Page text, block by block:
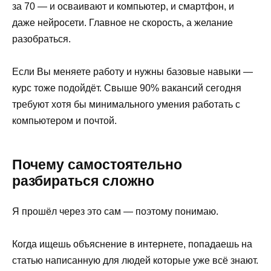
за 70 — и осваивают и компьютер, и смартфон, и
даже нейросети. Главное не скорость, а желание
разобраться.
Если Вы меняете работу и нужны базовые навыки —
курс тоже подойдёт. Свыше 90% вакансий сегодня
требуют хотя бы минимального умения работать с
компьютером и почтой.
Почему самостоятельно
разбираться сложно
Я прошёл через это сам — поэтому понимаю.
Когда ищешь объяснение в интернете, попадаешь на
статью написанную для людей которые уже всё знают.